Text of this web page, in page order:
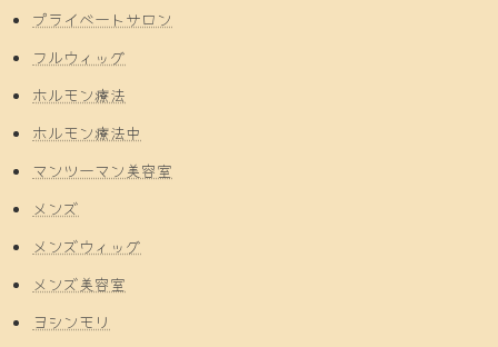
プライベートサロン
フルウィッグ
ホルモン療法
ホルモン療法中
マンツーマン美容室
メンズ
メンズウィッグ
メンズ美容室
ヨシンモリ